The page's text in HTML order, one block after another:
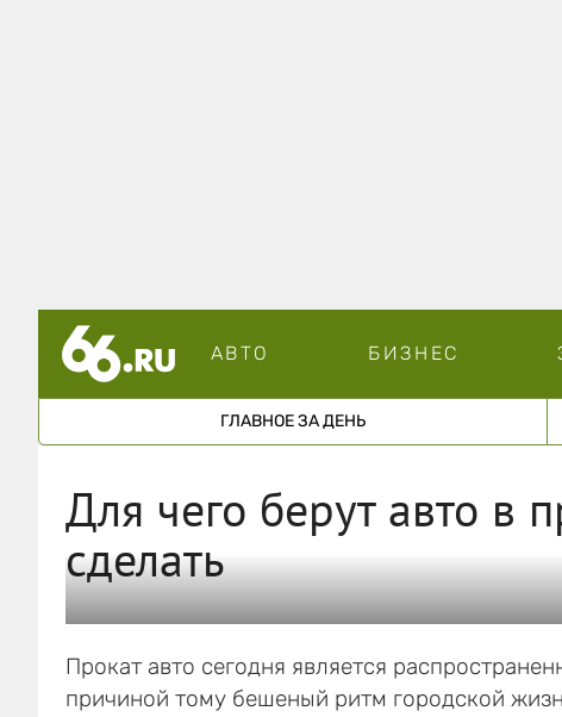
АВТО БИЗНЕС
ГЛАВНОЕ ЗА ДЕНЬ
Для чего берут авто в
сделать
Прокат авто сегодня является
причиной тому бешеный ритм городской